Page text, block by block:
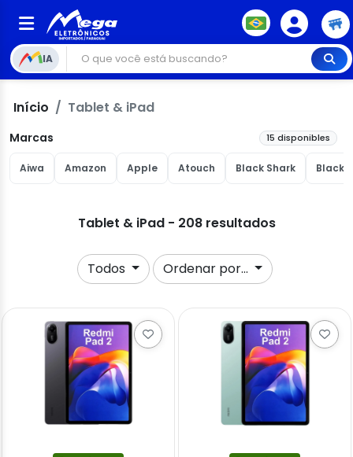
IA
Início Tablet & iPad
Marcas 15 disponibles
Aiwa Amazon Apple Atouch Black Shark
Tablet & iPad - 208 resultados
Todos Ordenar por...